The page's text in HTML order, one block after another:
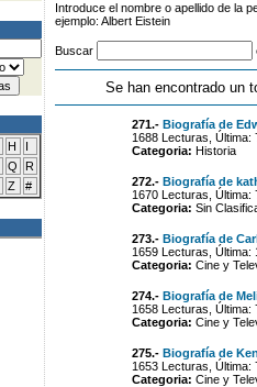
H
I
Q
R
Z #
Introduce el nombre o apellido de la
ejemplo: Albert Eistein
Buscar
Se han encontrado un
271.- Biografía de
1688 Lecturas,
Categoria: Historia
272.- Biografía de
1670 Lecturas,
Categoria: Sin
273.- Biografía de
1659 Lecturas, Última:
Categoria: Cine y
274.- Biografía de
1658 Lecturas,
Categoria: Cine y
275.- Biografía de
1653 Lecturas,
Categoria: Cine y